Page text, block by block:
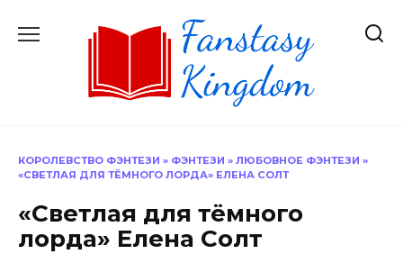
КОРОЛЕВСТВО ФЭНТЕЗИ » ФЭНТЕЗИ » ЛЮБОВНОЕ ФЭНТЕЗИ »
«СВЕТЛАЯ ДЛЯ ТЁМНОГО ЛОРДА» ЕЛЕНА СОЛТ
«Светлая для тёмного
лорда» Елена Солт